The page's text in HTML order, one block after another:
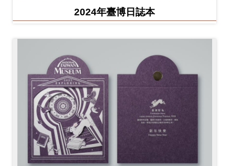
2024年臺博日誌本